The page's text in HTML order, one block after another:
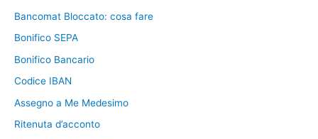
Bancomat Bloccato: cosa fare
Bonifico SEPA
Bonifico Bancario
Codice IBAN
Assegno a Me Medesimo
Ritenuta d’acconto